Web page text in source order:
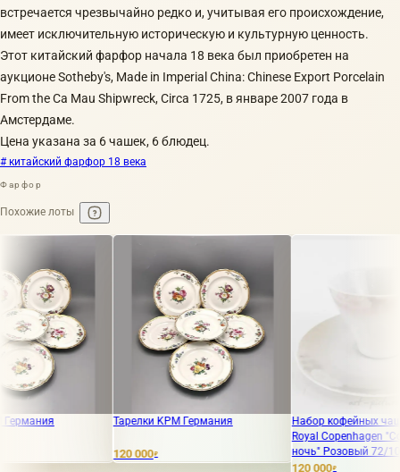
встречается чрезвычайно редко и, учитывая его происхождение,
имеет исключительную историческую и культурную ценность.
Этот китайский фарфор начала 18 века был приобретен на
аукционе Sotheby's, Made in Imperial China: Chinese Export Porcelain
From the Ca Mau Shipwreck, Circa 1725, в январе 2007 года в
Амстердаме.
Цена указана за 6 чашек, 6 блюдец.
# китайский фарфор 18 века
Фарфор
Похожие лоты
Тарелки KPM Германия
Набор кофейных чашек и
Royal Copenhagen "Сон в
ночь" Розовый 72/10041